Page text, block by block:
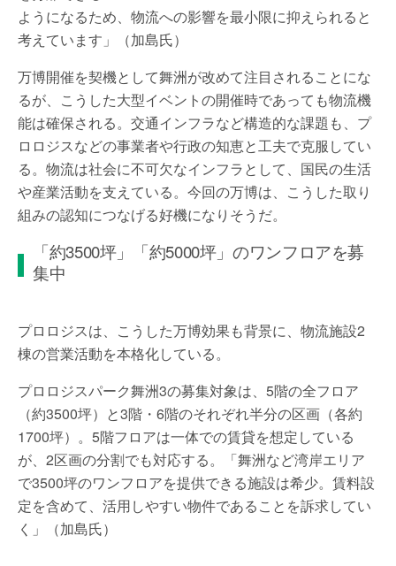
ようになるため、物流への影響を最小限に抑えられると
考えています」（加島氏）
万博開催を契機として舞洲が改めて注目されることにな
るが、こうした大型イベントの開催時であっても物流機
能は確保される。交通インフラなど構造的な課題も、プ
ロロジスなどの事業者や行政の知恵と工夫で克服してい
る。物流は社会に不可欠なインフラとして、国民の生活
や産業活動を支えている。今回の万博は、こうした取り
組みの認知につなげる好機になりそうだ。
「約3500坪」「約5000坪」のワンフロアを募
集中
プロロジスは、こうした万博効果も背景に、物流施設2
棟の営業活動を本格化している。
プロロジスパーク舞洲3の募集対象は、5階の全フロア
（約3500坪）と3階・6階のそれぞれ半分の区画（各約
1700坪）。5階フロアは一体での賃貸を想定している
が、2区画の分割でも対応する。「舞洲など湾岸エリア
で3500坪のワンフロアを提供できる施設は希少。賃料設
定を含めて、活用しやすい物件であることを訴求してい
く」（加島氏）